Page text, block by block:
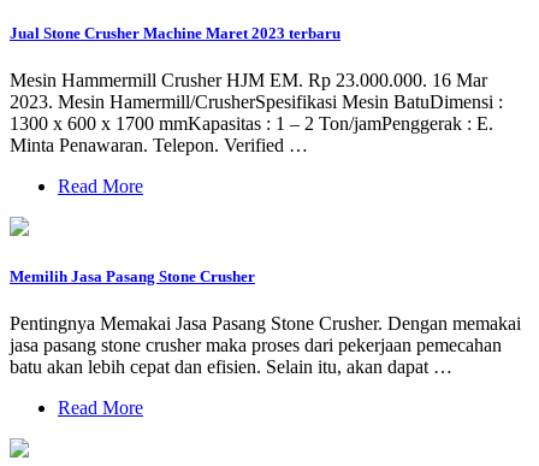
Jual Stone Crusher Machine Maret 2023 terbaru
Mesin Hammermill Crusher HJM EM. Rp 23.000.000. 16 Mar
2023. Mesin Hamermill/CrusherSpesifikasi Mesin BatuDimensi :
1300 x 600 x 1700 mmKapasitas : 1 – 2 Ton/jamPenggerak : E.
Minta Penawaran. Telepon. Verified …
Read More
Memilih Jasa Pasang Stone Crusher
Pentingnya Memakai Jasa Pasang Stone Crusher. Dengan memakai
jasa pasang stone crusher maka proses dari pekerjaan pemecahan
batu akan lebih cepat dan efisien. Selain itu, akan dapat …
Read More